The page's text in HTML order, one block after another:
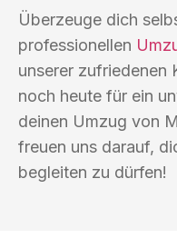
Überzeuge dich
professionellen
unserer zufriedenen
noch heute für ein
deinen Umzug von
freuen uns darauf,
begleiten zu dürfen!